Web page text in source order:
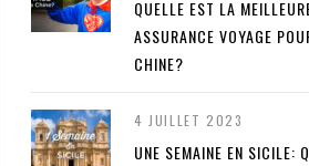
QUELLE EST LA
ASSURANCE VOYAGE
CHINE?
4 JUILLET 2023
UNE SEMAINE EN SICILE: